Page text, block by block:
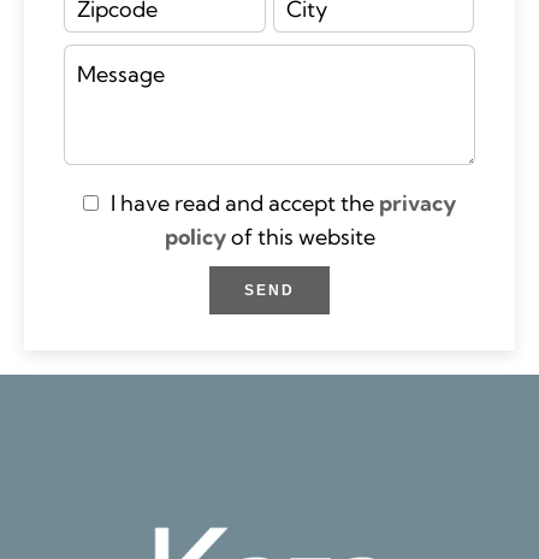
I have read and accept the privacy
policyof this website
SEND